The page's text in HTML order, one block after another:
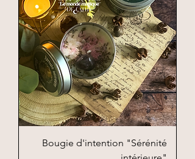
Bougie d'intention "Sérénité